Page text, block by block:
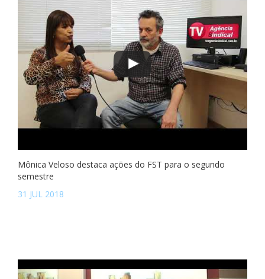
Mônica Veloso destaca ações do FST para o segundo
semestre
31 JUL 2018